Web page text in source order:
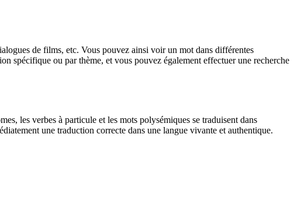
de films, etc. Vous pouvez ainsi voir un mot dans différentes
spécifique ou par thème, et vous pouvez également effectuer une recherche
les verbes à particule et les mots polysémiques se traduisent dans
une traduction correcte dans une langue vivante et authentique.